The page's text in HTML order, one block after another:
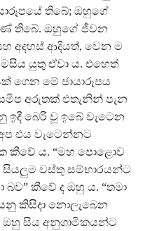
තිබේ; ඔහුගේ
තිබේ. ඔහුගේ ජීවන
අදහස් ආදියත්, වෙන ම
යුතු ඒවා ය. එහෙත්
ගෙන මේ ඡායාරූපය
අරුතක් එතැනින් පැන
ඉදී බෙරි වූ ඉබේ වැටෙන
එය වැටෙන්නට
කීවේ ය. “මහ පොළොව
වස්තු සම්භාරයන්ට
කීවේ ද ඔහු ය. “තමා
කිසිදා නොලැබෙන
සිය අනුගාමිකයන්ට